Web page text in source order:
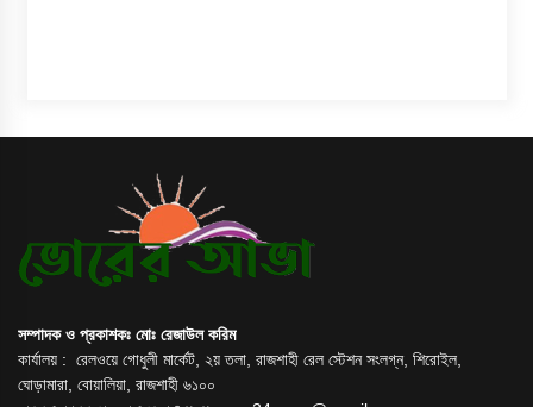
সম্পাদক ও প্রকাশকঃ মোঃ রেজাউল করিম
কার্যালয় : রেলওয়ে গোধুলী মার্কেট, ২য় তলা, রাজশাহী রেল স্টেশন সংলগ্ন, শিরোইল,
ঘোড়ামারা, বোয়ালিয়া, রাজশাহী ৬১০০